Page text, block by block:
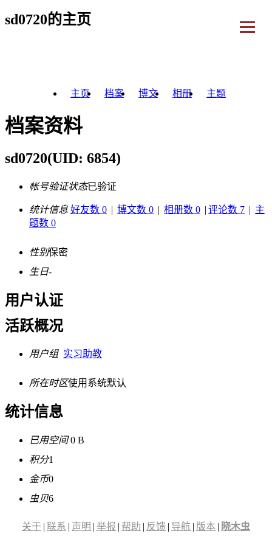
sd0720的主页
主页 档案 博文 相册 主题
档案资料
sd0720(UID: 6854)
帐号验证状态已验证
统计信息 好友数 0 | 博文数 0 | 相册数 0 | 评论数 7 | 主
题数 0
性别保密
生日-
用户认证
活跃概况
用户组 实习助教
所在时区使用系统默认
统计信息
已用空间0 B
积分1
金币0
虫贝6
关于 | 联系 | 声明 | 举报 | 帮助 | 反馈 | 导航 | 版本 | 晓木虫